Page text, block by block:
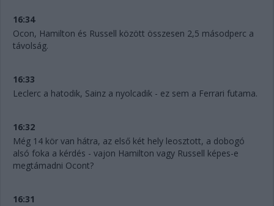
16:34
Ocon, Hamilton és Russell között összesen 2,5 másodperc a
távolság.
16:33
Leclerc a hatodik, Sainz a nyolcadik - ez sem a Ferrari futama.
16:32
Még 14 kör van hátra, az első két hely leosztott, a dobogó
alsó foka a kérdés - vajon Hamilton vagy Russell képes-e
megtámadni Ocont?
16:31